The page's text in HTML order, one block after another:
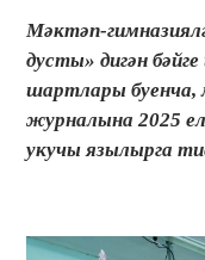
Мәктәп-
дусты» дигән
шартлары буенча,
журналына 2025
укучы язылырга